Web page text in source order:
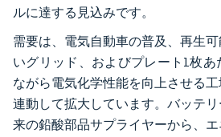
ルに達する見込みです。
需要は、電気自動車の普及、再生
いグリッド、およびプレート1枚
ながら電気化学性能を向上させる
連動して拡大しています。バッテ
来の鉛酸部品サプライヤーから、